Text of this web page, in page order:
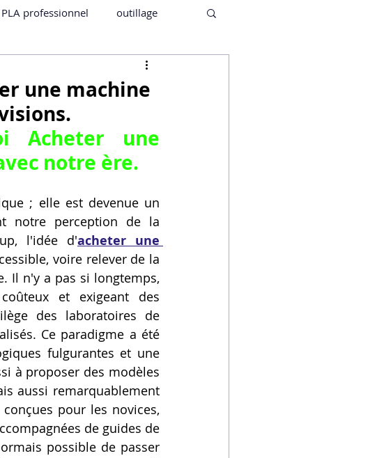
professionnel outillage
impression 3D
en ligne Secrétaire en Ligne
PETG
une machine
Acheter une
notre ère.
; elle est devenue un
notre perception de la
l'idée d'acheter une
voire relever de la
Il n'y a pas si longtemps,
et exigeant des
des laboratoires de
Ce paradigme a été
fulgurantes et une
à proposer des modèles
aussi remarquablement
pour les novices,
de guides de
possible de passer